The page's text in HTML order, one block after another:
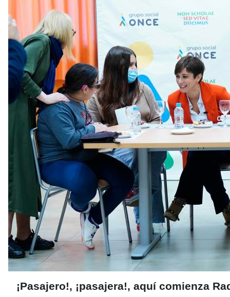
discapacidad? No importaba, lo cierto es que empezó
a embargarme una emoción y una ilusión
indescriptible por el reto en mayúsculas que de nuevo
teníamos. La oportunidad de sentirnos todas incluidas
a través de lo que más une; un objetivo común.
¡Pasajero!, ¡pasajera!, aquí comienza